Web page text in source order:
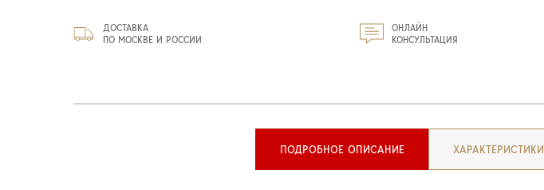
ДОСТАВКА
ПО МОСКВЕ И РОССИИ
ОНЛАЙН
КОНСУЛЬТАЦИЯ
ПОДРОБНОЕ ОПИСАНИЕ ХАРАКТЕРИСТИКИ